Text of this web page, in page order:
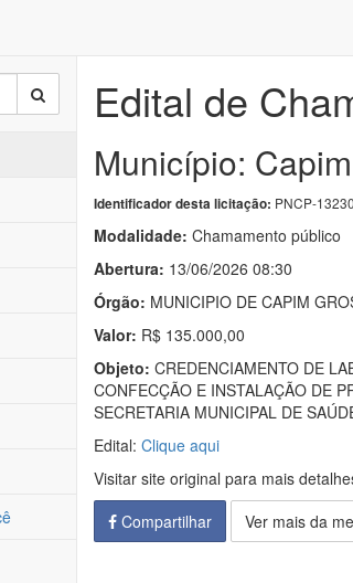
Edital de
Município:
Identificador desta licitação: PNCP-
Modalidade: Chamamento público
Abertura: 13/06/2026 08:30
Órgão: MUNICIPIO DE CAPIM
Valor: R$ 135.000,00
Objeto: CREDENCIAMENTO DE
CONFECÇÃO E INSTALAÇÃO DE
SECRETARIA MUNICIPAL DE
Edital: Clique aqui
Visitar site original para mais
Compartilhar
Ver mais da